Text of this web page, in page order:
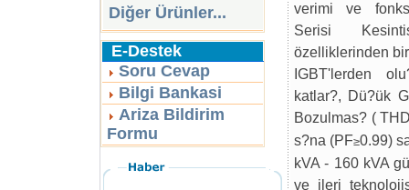
Diğer Ürünler...
E-Destek
Soru Cevap
Bilgi Bankasi
Ariza Bildirim
Formu
verimi ve
Serisi
özelliklerinden
IGBT'lerden
katlar?, Dü?ük
Bozulmas? (
s?na (PF≥0.99)
kVA - 160 kVA
ve ileri